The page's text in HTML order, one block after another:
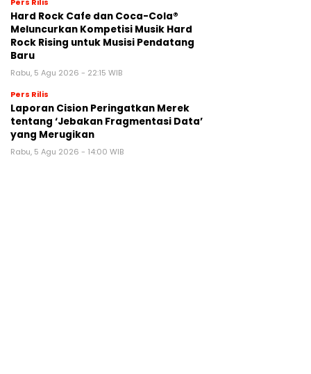
Hard Rock Cafe dan Coca-Cola®
Meluncurkan Kompetisi Musik Hard
Rock Rising untuk Musisi Pendatang
Baru
Rabu, 5 Agu 2026 - 22:15 WIB
Pers Rilis
Laporan Cision Peringatkan Merek
tentang ‘Jebakan Fragmentasi Data’
yang Merugikan
Rabu, 5 Agu 2026 - 14:00 WIB